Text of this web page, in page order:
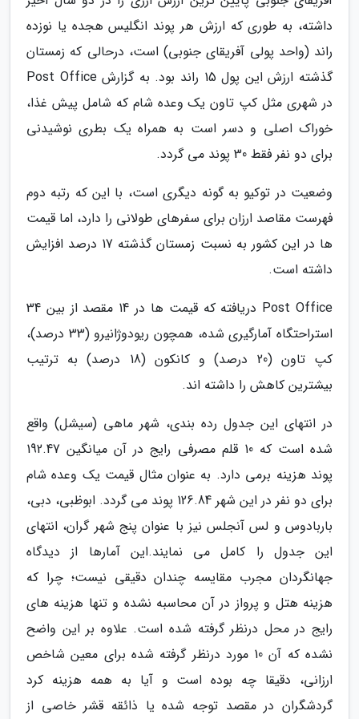
داشته، به طوری که ارزش هر پوند انگلیس هجده یا نوزده
راند (واحد پولی آفریقای جنوبی) است، درحالی که زمستان
گذشته ارزش این پول 15 راند بود. به گزارش Post Office
در شهری مثل کپ تاون یک وعده شام که شامل پیش غذا،
خوراک اصلی و دسر است به همراه یک بطری نوشیدنی
برای دو نفر فقط 30 پوند می گردد.
وضعیت در توکیو به گونه دیگری است، با این که رتبه دوم
فهرست مقاصد ارزان برای سفرهای طولانی را دارد، اما قیمت
ها در این کشور به نسبت زمستان گذشته 17 درصد افزایش
داشته است.
Post Office دریافته که قیمت ها در 14 مقصد از بین 34
استراحتگاه آمارگیری شده، همچون ریودوژانیرو (33 درصد)،
کپ تاون (20 درصد) و کانکون (18 درصد) به ترتیب
بیشترین کاهش را داشته اند.
در انتهای این جدول رده بندی، شهر ماهی (سیشل) واقع
شده است که 10 قلم مصرفی رایج در آن میانگین 192.47
پوند هزینه برمی دارد. به عنوان مثال قیمت یک وعده شام
برای دو نفر در این شهر 126.84 پوند می گردد. ابوظبی، دبی،
باربادوس و لس آنجلس نیز با عنوان پنج شهر گران، انتهای
این جدول را کامل می نمایند.این آمارها از دیدگاه
جهانگردان مجرب مقایسه چندان دقیقی نیست؛ چرا که
هزینه هتل و پرواز در آن محاسبه نشده و تنها هزینه های
رایج در محل درنظر گرفته شده است. علاوه بر این واضح
نشده که آن 10 مورد درنظر گرفته شده برای معین شاخص
ارزانی، دقیقا چه بوده است و آیا به همه هزینه کرد
گردشگران در مقصد توجه شده یا ذائقه قشر خاصی از